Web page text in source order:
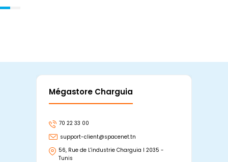
Mégastore Charguia
70 22 33 00
support-client@spacenet.tn
56, Rue de L'industrie Charguia I 2035 -
Tunis